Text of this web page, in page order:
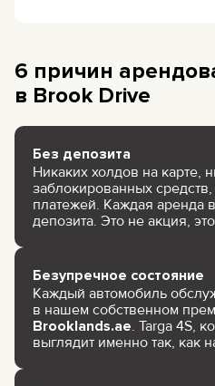
6 причин
в Brook Drive
Без депозита
Никаких холдов на карте,
заблокированных
платежей. Каждая аренда
депозита. Это не акция,
Безупречное состояние
Каждый автомобиль
в нашем собственном
Brooklands.ae. Targa 4S,
выглядит именно так, как